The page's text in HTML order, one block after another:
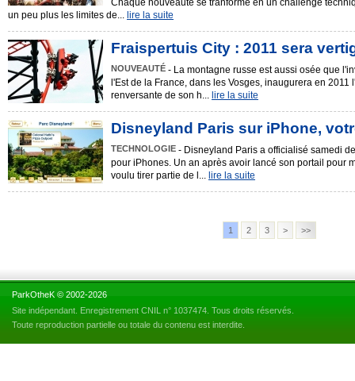
Chaque nouveauté se tranforme en un challenge
un peu plus les limites de... lire la suite
Fraispertuis City : 2011 sera
NOUVEAUTÉ - La montagne russe est aussi osée que
l'Est de la France, dans les Vosges, inaugurera en
renversante de son h... lire la suite
Disneyland Paris sur iPhone,
TECHNOLOGIE - Disneyland Paris a officialisé samedi
pour iPhones. Un an après avoir lancé son portail pour
voulu tirer partie de l... lire la suite
1 2 3 > >>
ParkOtheK © 2002-2026
Site indépendant. Enregistrement CNIL n° 1037474. Tous droits réservés.
Toute reproduction partielle ou totale du contenu est interdite.